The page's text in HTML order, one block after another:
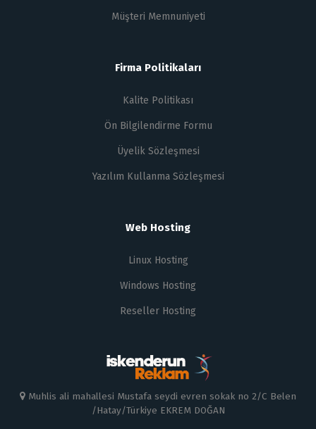
Müşteri Memnuniyeti
Firma Politikaları
Kalite Politikası
Ön Bilgilendirme Formu
Üyelik Sözleşmesi
Yazılım Kullanma Sözleşmesi
Web Hosting
Linux Hosting
Windows Hosting
Reseller Hosting
Muhlis ali mahallesi Mustafa seydi evren sokak no 2/C Belen
/Hatay/Türkiye EKREM DOĞAN